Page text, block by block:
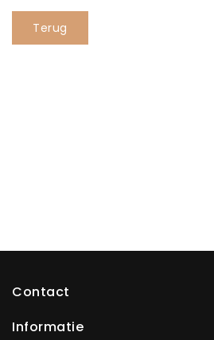
Terug
Contact
Informatie